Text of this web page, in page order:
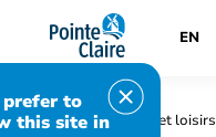
EN
to
this site in
culture, sports et loisirs